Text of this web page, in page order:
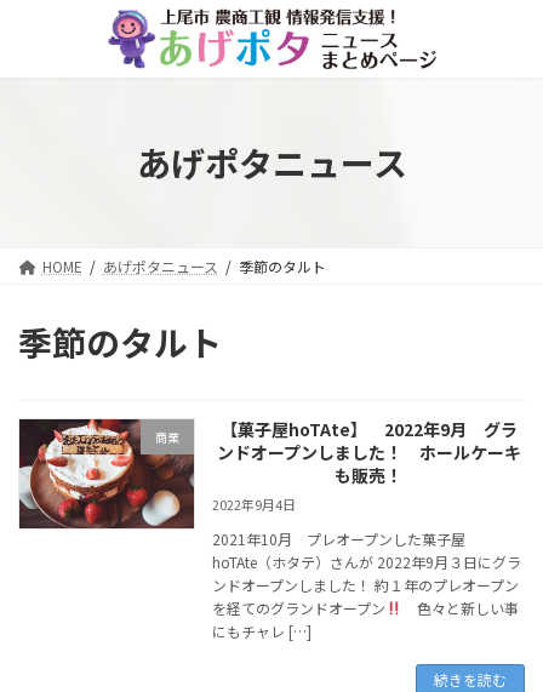
ン
ー
あげポタニュース
HOME あげポタニュース 季節のタルト
季節のタルト
商業
【菓子屋hoTAte】 2022年9月 グラ
ンドオープンしました！ ホールケーキ
も販売！
2022年9月4日
2021年10月 プレオープンした菓子屋
hoTAte（ホタテ）さんが 2022年9月３日にグラ
ンドオープンしました！ 約１年のプレオープン
を経てのグランドオープン
色々と新しい事
にもチャレ […]
続きを読む